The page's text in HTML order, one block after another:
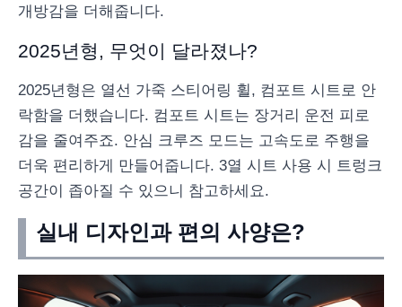
개방감을 더해줍니다.
2025년형, 무엇이 달라졌나?
2025년형은 열선 가죽 스티어링 휠, 컴포트 시트로 안
락함을 더했습니다. 컴포트 시트는 장거리 운전 피로
감을 줄여주죠. 안심 크루즈 모드는 고속도로 주행을
더욱 편리하게 만들어줍니다. 3열 시트 사용 시 트렁크
공간이 좁아질 수 있으니 참고하세요.
실내 디자인과 편의 사양은?